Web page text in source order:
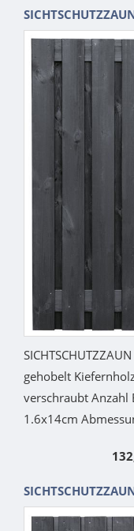
gehobelt
verschraubt Anzahl
1.6x14cm